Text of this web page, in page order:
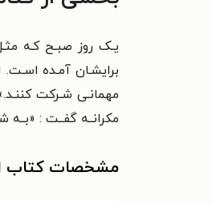
یـک روز صبـح کـه
برایشـان آمـده اسـت.
مهمانـی شـرکت
مکرانــه گفــت : «بــه
مشخصات کتاب